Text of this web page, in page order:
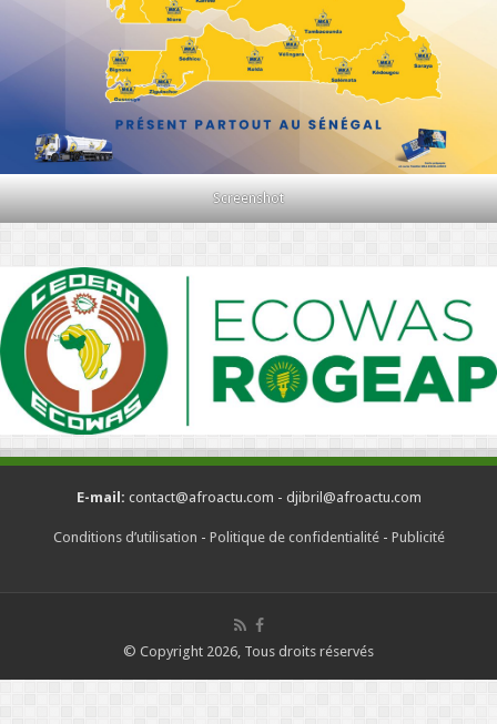
Screenshot
E-mail: contact@afroactu.com - djibril@afroactu.com
Conditions d’utilisation - Politique de confidentialité- Publicité
© Copyright 2026, Tous droits réservés